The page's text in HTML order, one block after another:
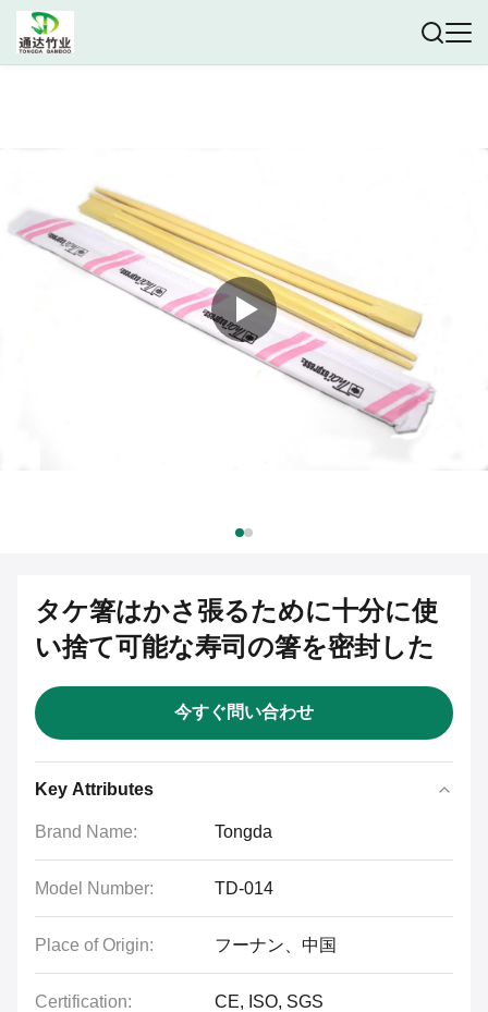
タケ箸はかさ張るために十分に使
い捨て可能な寿司の箸を密封した
今すぐ問い合わせ
Key Attributes
Brand Name: Tongda
Model Number: TD-014
Place of Origin: フーナン、中国
Certification: CE, ISO, SGS